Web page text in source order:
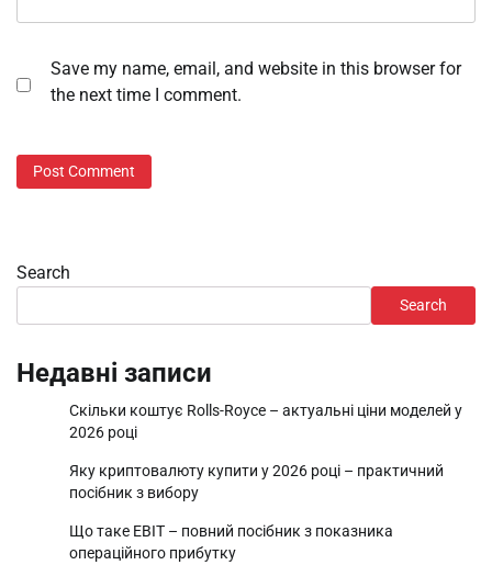
Save my name, email, and website in this browser for
the next time I comment.
Search
Search
Недавні записи
Скільки коштує Rolls-Royce – актуальні ціни моделей у
2026 році
Яку криптовалюту купити у 2026 році – практичний
посібник з вибору
Що таке EBIT – повний посібник з показника
операційного прибутку